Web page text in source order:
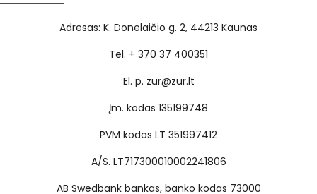
Adresas: K. Donelaičio g. 2, 44213 Kaunas
Tel. + 370 37 400351
El. p. zur@zur.lt
Įm. kodas 135199748
PVM kodas LT 351997412
A/S. LT717300010002241806
AB Swedbank bankas, banko kodas 73000